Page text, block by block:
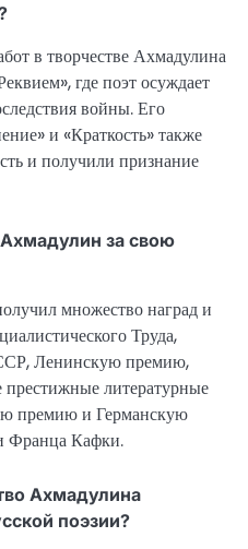
в творчестве Ахмадулина
где поэт осуждает
войны. Его
и «Краткость» также
и получили признание
за свою
множество наград и
Труда,
Ленинскую премию,
литературные
премию и Германскую
Франца Кафки.
Ахмадулина
поэзии?